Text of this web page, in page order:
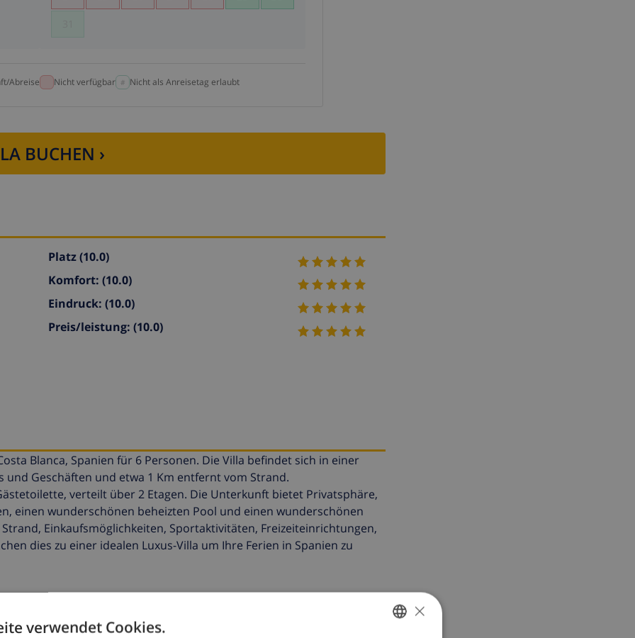
Abreise Nicht verfügbar Nicht als Anreisetag erlaubt
BUCHEN ›
Platz(10.0)
Komfort: (10.0)
Eindruck: (10.0)
Preis/leistung: (10.0)
Blanca, Spanien für 6 Personen. Die Villa befindet sich in einer
Geschäften und etwa 1 Km entfernt vom Strand.
verteilt über 2 Etagen. Die Unterkunft bietet Privatsphäre,
einen wunderschönen beheizten Pool und einen wunderschönen
Einkaufsmöglichkeiten, Sportaktivitäten, Freizeiteinrichtungen,
dies zu einer idealen Luxus-Villa um Ihre Ferien in Spanien zu
×
verwendet Cookies.